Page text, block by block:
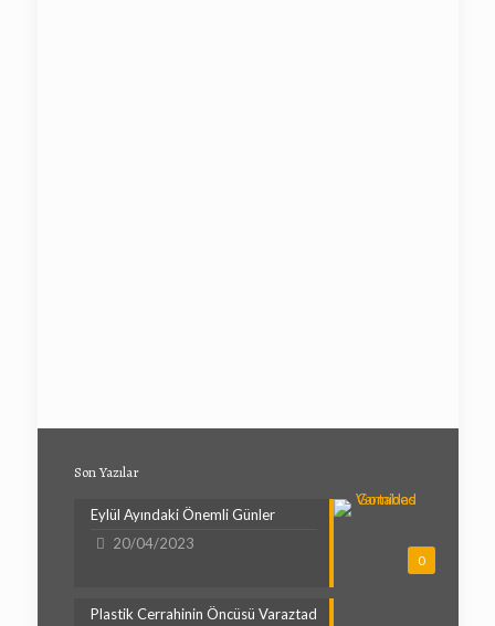
Son Yazılar
0
Eylül Ayındaki Önemli Günler
20/04/2023
Plastik Cerrahinin Öncüsü Varaztad